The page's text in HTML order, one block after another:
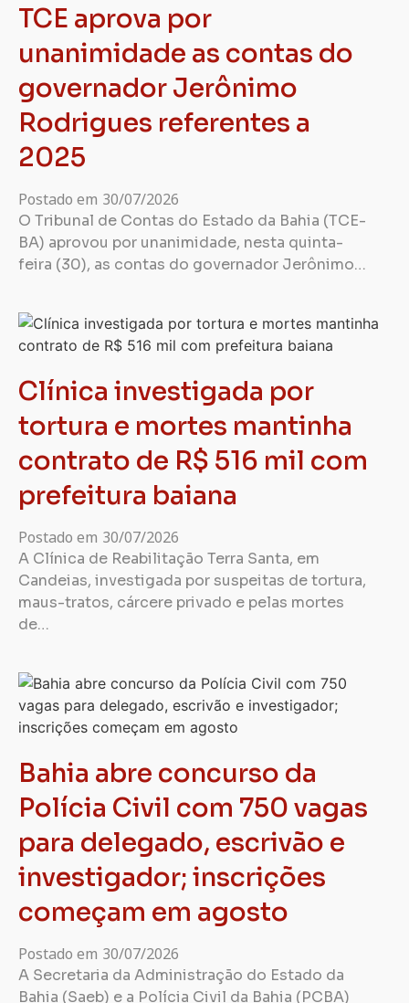
TCE aprova por
unanimidade as contas do
governador Jerônimo
Rodrigues referentes a
2025
Postado em 30/07/2026
O Tribunal de Contas do Estado da Bahia (TCE-
BA) aprovou por unanimidade, nesta quinta-
feira (30), as contas do governador Jerônimo…
Clínica investigada por
tortura e mortes mantinha
contrato de R$ 516 mil com
prefeitura baiana
Postado em 30/07/2026
A Clínica de Reabilitação Terra Santa, em
Candeias, investigada por suspeitas de tortura,
maus-tratos, cárcere privado e pelas mortes
de…
Bahia abre concurso da
Polícia Civil com 750 vagas
para delegado, escrivão e
investigador; inscrições
começam em agosto
Postado em 30/07/2026
A Secretaria da Administração do Estado da
Bahia (Saeb) e a Polícia Civil da Bahia (PCBA)